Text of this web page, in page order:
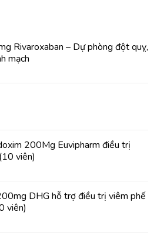
Rivaroxaban – Dự phòng đột quỵ,
mạch
200Mg Euvipharm điều trị
viên)
DHG hỗ trợ điều trị viêm phế
viên)